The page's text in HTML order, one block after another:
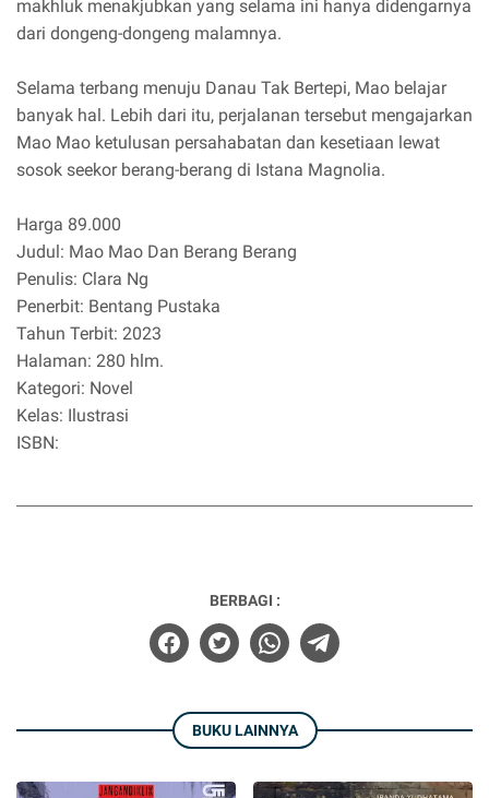
makhluk menakjubkan yang selama ini hanya didengarnya
dari dongeng-dongeng malamnya.
Selama terbang menuju Danau Tak Bertepi, Mao belajar
banyak hal. Lebih dari itu, perjalanan tersebut mengajarkan
Mao Mao ketulusan persahabatan dan kesetiaan lewat
sosok seekor berang-berang di Istana Magnolia.
Harga 89.000
Judul: Mao Mao Dan Berang Berang
Penulis: Clara Ng
Penerbit: Bentang Pustaka
Tahun Terbit: 2023
Halaman: 280 hlm.
Kategori: Novel
Kelas: Ilustrasi
ISBN:
BERBAGI :
BUKU LAINNYA